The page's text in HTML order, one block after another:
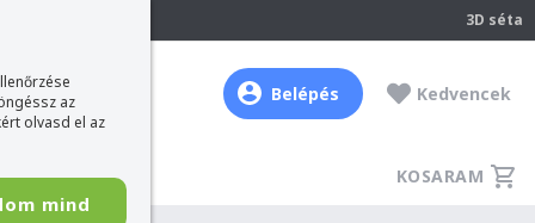
az
olvasd el az
mind
3D séta
Belépés Kedvencek
KOSARAM